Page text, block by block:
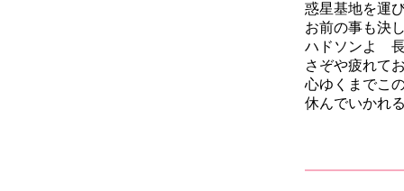
惑星基地を運
お前の事も決
ハドソンよ
さぞや疲れて
心ゆくまでこ
休んでいかれ